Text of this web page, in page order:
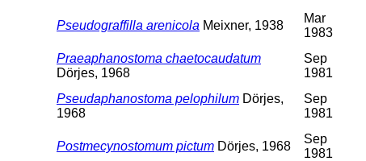
Pseudograffilla arenicola Meixner, 1938
Mar
1983
Praeaphanostoma chaetocaudatum
Dörjes, 1968
Sep
1981
Pseudaphanostoma pelophilum Dörjes,
1968
Sep
1981
Postmecynostomum pictum Dörjes, 1968
Sep
1981